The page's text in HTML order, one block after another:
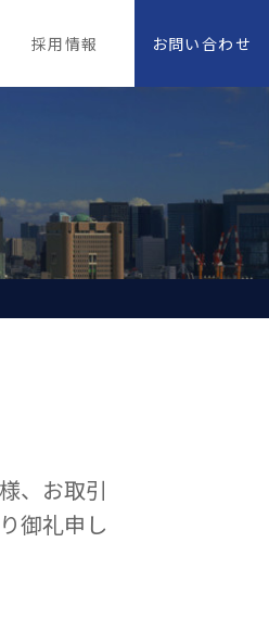
採用情報 お問い合わせ
、お取引
御礼申し